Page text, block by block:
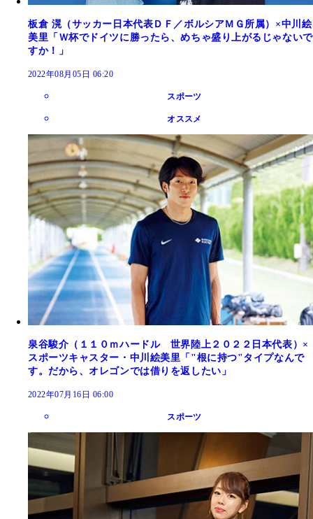
板倉 滉（サッカー日本代表ＤＦ／ボルシアＭＧ所属）×中川絵
美里「Ｗ杯でドイツに勝ったら、めちゃ盛り上がるじゃないで
すか！」
2022年08月05日 06:20
スポーツ
オススメ
泉谷駿介（１１０ｍハードル 世界陸上２０２２日本代表）×
スポーツキャスター・中川絵美里「"根に持つ"タイプなんで
す。だから、オレゴンでは借りを返したい」
2022年07月16日 06:00
スポーツ